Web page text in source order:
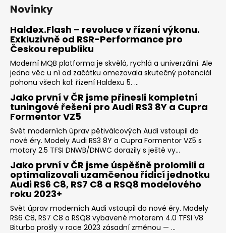
Novinky
Haldex.Flash – revoluce v řízení výkonu.
Exkluzivně od RSR-Performance pro
Českou republiku
Moderní MQB platforma je skvělá, rychlá a univerzální. Ale
jedna věc u ní od začátku omezovala skutečný potenciál
pohonu všech kol: řízení Haldexu 5. ...
Jako první v ČR jsme přinesli kompletní
tuningové řešení pro Audi RS3 8Y a Cupra
Formentor VZ5
Svět moderních úprav pětiválcových Audi vstoupil do
nové éry. Modely Audi RS3 8Y a Cupra Formentor VZ5 s
motory 2.5 TFSI DNWB/DNWC dorazily s ještě vy...
Jako první v ČR jsme úspěšně prolomili a
optimalizovali uzamčenou řídicí jednotku
Audi RS6 C8, RS7 C8 a RSQ8 modelového
roku 2023+
Svět úprav moderních Audi vstoupil do nové éry. Modely
RS6 C8, RS7 C8 a RSQ8 vybavené motorem 4.0 TFSI V8
Biturbo prošly v roce 2023 zásadní změnou — ...